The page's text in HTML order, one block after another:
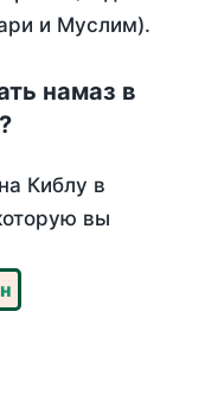
и Муслим).
намаз в
Киблу в
вы